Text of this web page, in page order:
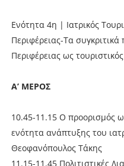
Ενότητα 4η | Ιατρικός
Περιφέρειας-Τα
Περιφέρειας ως
Α’ ΜΕΡΟΣ
10.45-11.15 Ο προορισμός
ενότητα ανάπτυξης του
Θεοφανόπουλος Τάκης
11.15-11.45 Πολιτιστικές